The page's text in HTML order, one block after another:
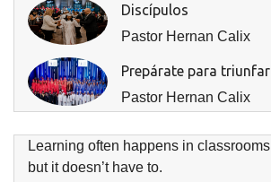
Discípulos
Pastor Hernan Calix
Prepárate para triunfar
Pastor Hernan Calix
Learning often happens in classrooms
but it doesn’t have to.